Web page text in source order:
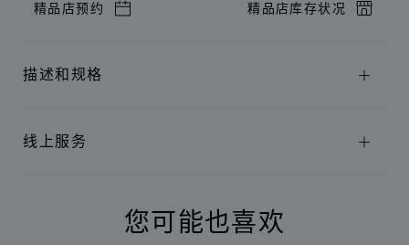
精品店预约 精品店库存状况
描述和规格
线上服务
您可能也喜欢